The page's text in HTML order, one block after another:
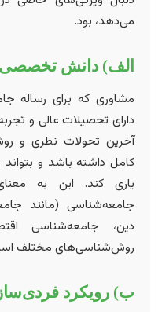
می‌دهد، بود.
الف) دانش تخصصی
مشاوری که برای رساله
دارای تحصیلات عالی و
آخرین تحولات نظری و
کامل داشته باشد و
یاری کند. این به
جامعه‌شناسی (مانند
دین، جامعه‌شناسی
روش‌شناسی‌های مختلف
ب) رویکرد